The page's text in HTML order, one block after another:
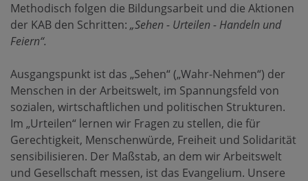
Methodisch folgen die Bildungsarbeit und die Aktionen
der KAB den Schritten: „Sehen - Urteilen - Handeln und
Feiern“.
Ausgangspunkt ist das „Sehen“ („Wahr-Nehmen“) der
Menschen in der Arbeitswelt, im Spannungsfeld von
sozialen, wirtschaftlichen und politischen Strukturen.
Im „Urteilen“ lernen wir Fragen zu stellen, die für
Gerechtigkeit, Menschenwürde, Freiheit und Solidarität
sensibilisieren. Der Maßstab, an dem wir Arbeitswelt
und Gesellschaft messen, ist das Evangelium. Unsere